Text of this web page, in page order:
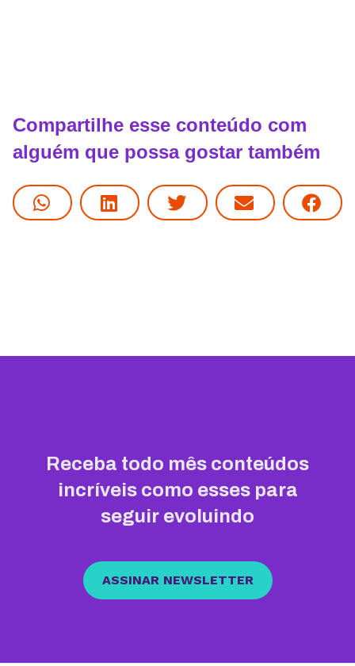
Compartilhe esse conteúdo com
alguém que possa gostar também
Receba todo mês conteúdos
incríveis como esses para
seguir evoluindo
ASSINAR NEWSLETTER